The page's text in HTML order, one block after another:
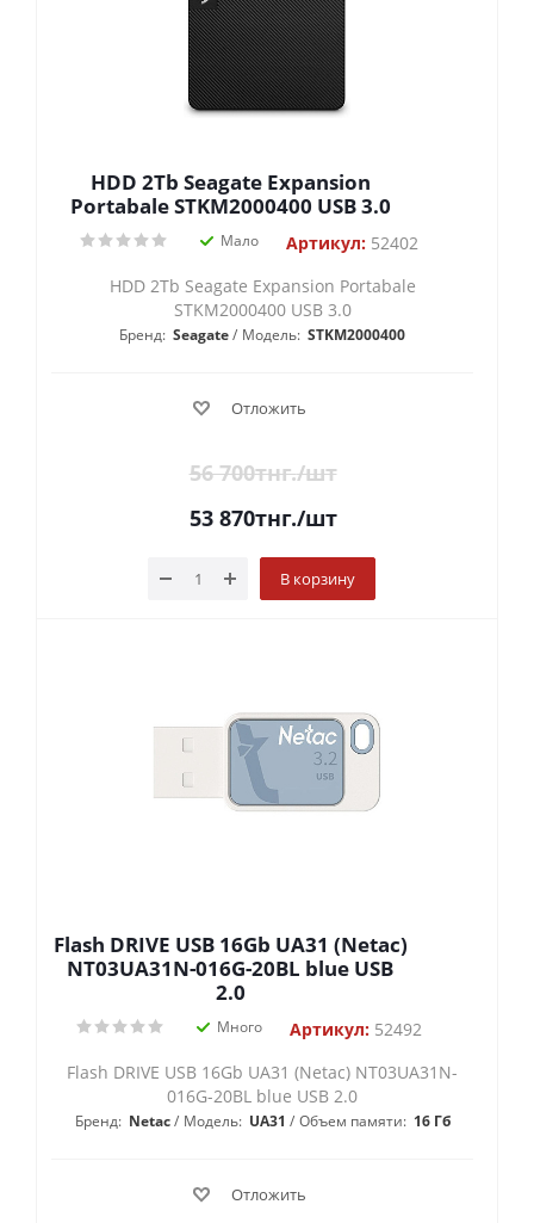
HDD 2Tb Seagate Expansion
Portabale STKM2000400 USB 3.0
Мало Артикул:52402
HDD 2Tb Seagate Expansion Portabale
STKM2000400 USB 3.0
Бренд: Seagate Модель: STKM2000400
Отложить
56 700тнг./шт
53 870тнг./шт
В корзину
Flash DRIVE USB 16Gb UA31 (Netac)
NT03UA31N-016G-20BL blue USB
2.0
Много Артикул:52492
Flash DRIVE USB 16Gb UA31 (Netac) NT03UA31N-
016G-20BL blue USB 2.0
Бренд: Netac Модель: UA31 Объем памяти: 16 Гб
Отложить